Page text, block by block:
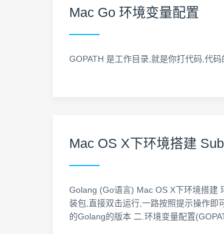
Mac Go 环境变量配置
GOPATH 是工作目录,就是你打代码,代
Mac OS X下环境搭建
Golang (Go语言) Mac OS X下环境搭建
装包,直接双击运行,一路按照提示操作即
的Golang的版本 二.环境变量配置